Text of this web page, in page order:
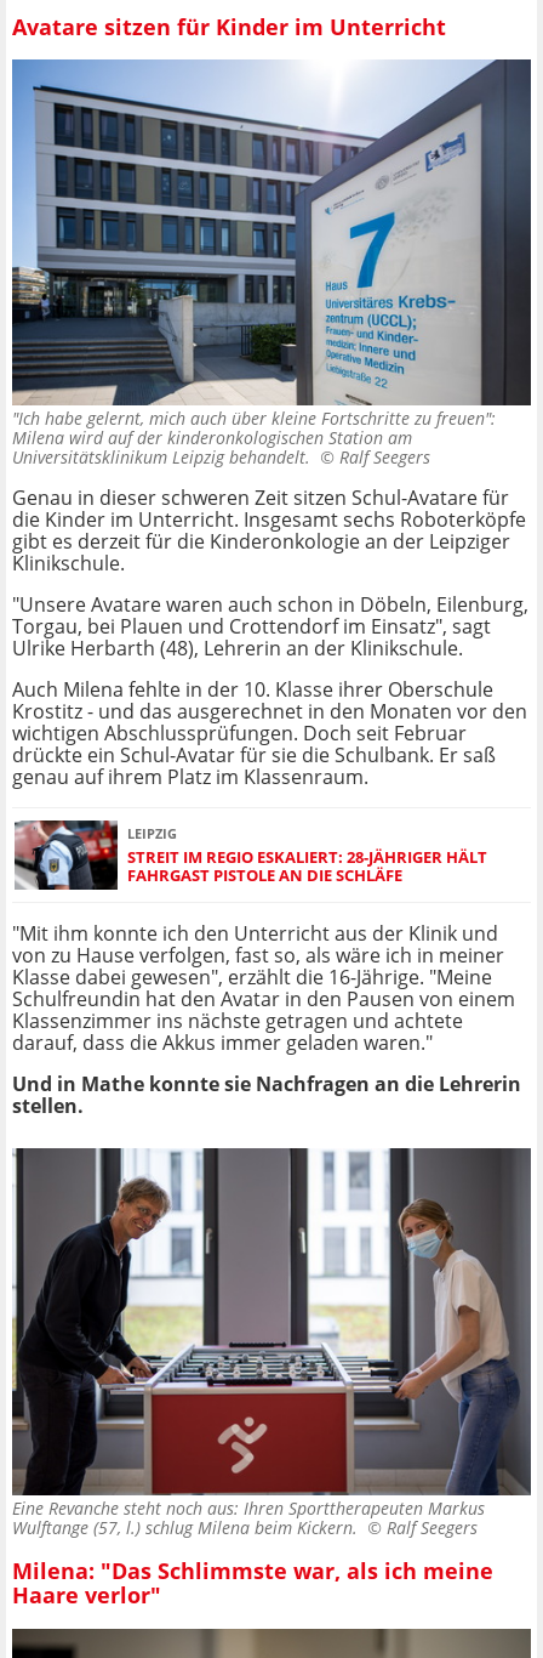
Avatare sitzen für Kinder im Unterricht
"Ich habe gelernt, mich auch über kleine Fortschritte zu freuen":
Milena wird auf der kinderonkologischen Station am
Universitätsklinikum Leipzig behandelt. © Ralf Seegers
Genau in dieser schweren Zeit sitzen Schul-Avatare für
die Kinder im Unterricht. Insgesamt sechs Roboterköpfe
gibt es derzeit für die Kinderonkologie an der Leipziger
Klinikschule.
"Unsere Avatare waren auch schon in Döbeln, Eilenburg,
Torgau, bei Plauen und Crottendorf im Einsatz", sagt
Ulrike Herbarth (48), Lehrerin an der Klinikschule.
Auch Milena fehlte in der 10. Klasse ihrer Oberschule
Krostitz - und das ausgerechnet in den Monaten vor den
wichtigen Abschlussprüfungen. Doch seit Februar
drückte ein Schul-Avatar für sie die Schulbank. Er saß
genau auf ihrem Platz im Klassenraum.
LEIPZIG
STREIT IM REGIO ESKALIERT: 28-JÄHRIGER HÄLT
FAHRGAST PISTOLE AN DIE SCHLÄFE
"Mit ihm konnte ich den Unterricht aus der Klinik und
von zu Hause verfolgen, fast so, als wäre ich in meiner
Klasse dabei gewesen", erzählt die 16-Jährige. "Meine
Schulfreundin hat den Avatar in den Pausen von einem
Klassenzimmer ins nächste getragen und achtete
darauf, dass die Akkus immer geladen waren."
Und in Mathe konnte sie Nachfragen an die Lehrerin
stellen.
Eine Revanche steht noch aus: Ihren Sporttherapeuten Markus
Wulftange (57, l.) schlug Milena beim Kickern. © Ralf Seegers
Milena: "Das Schlimmste war, als ich meine
Haare verlor"